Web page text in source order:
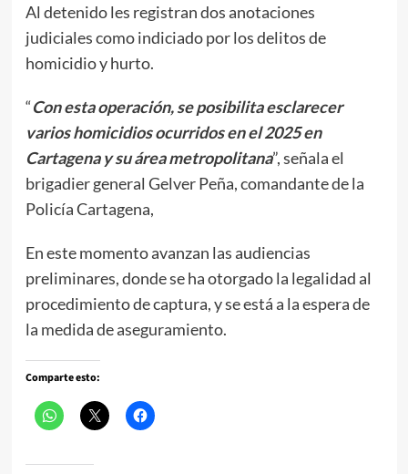
Al detenido les registran dos anotaciones
judiciales como indiciado por los delitos de
homicidio y hurto.
“Con esta operación, se posibilita esclarecer
varios homicidios ocurridos en el 2025 en
Cartagena y su área metropolitana”, señala el
brigadier general Gelver Peña, comandante de la
Policía Cartagena,
En este momento avanzan las audiencias
preliminares, donde se ha otorgado la legalidad al
procedimiento de captura, y se está a la espera de
la medida de aseguramiento.
Comparte esto: